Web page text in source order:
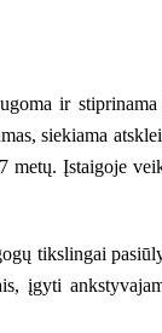
ir stiprinama
siekiama
metų. Įstaigoje
tikslingai
įgyti